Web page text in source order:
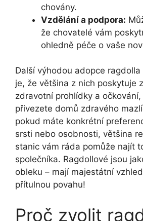
chovány.
Vzdělání a podpora:
že chovatelé vám
ohledně péče o vaše
Další výhodou adopce
je, že většina z nich poskytuje
zdravotní prohlídky a
přivezete domů zdravého
pokud máte konkrétní
srsti nebo osobnosti, většina
stanic vám ráda pomůže najít
společníka. Ragdollové jsou
obleku – mají majestátní
přítulnou povahu!
Proč zvolit